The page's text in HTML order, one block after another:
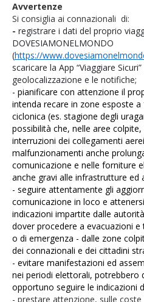
Avvertenze
Si consiglia ai connazionali di:
- registrare i dati del proprio
DOVESIAMONELMONDO
(https://
scaricare la App “Viaggiare
geolocalizzazione e le notifiche;
- pianificare con attenzione il
intenda recare in zone esposte
ciclonica (es. stagione degli
possibilità che, nelle aree
interruzioni dei collegamenti
malfunzionamenti anche
comunicazione e nelle forniture
anche gravi alle infrastrutture ed
- seguire attentamente gli
comunicazione in loco e
indicazioni impartite dalle
dover procedere a evacuazioni
o di emergenza - dalle zone
dei connazionali e dei cittadini
- evitare manifestazioni ed
nei periodi elettorali, potrebbero
opportuno seguire le indicazioni
- prestare attenzione, sulle